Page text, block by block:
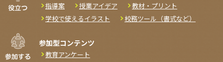
指導案 授業アイデア
教材・プリント
学校で使えるイラスト
校務ツール（書式など）
参加型コンテンツ
教育アンケート